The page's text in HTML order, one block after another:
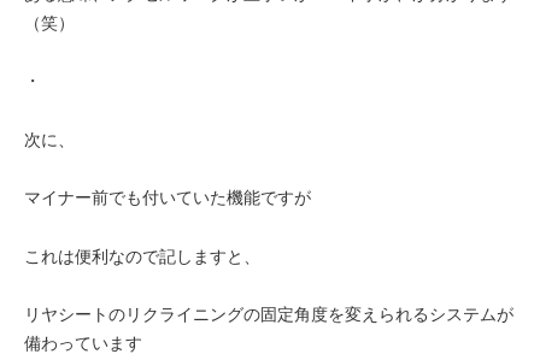
（笑）
・
次に、
マイナー前でも付いていた機能ですが
これは便利なので記しますと、
リヤシートのリクライニングの固定角度を変えられるシステムが
備わっています